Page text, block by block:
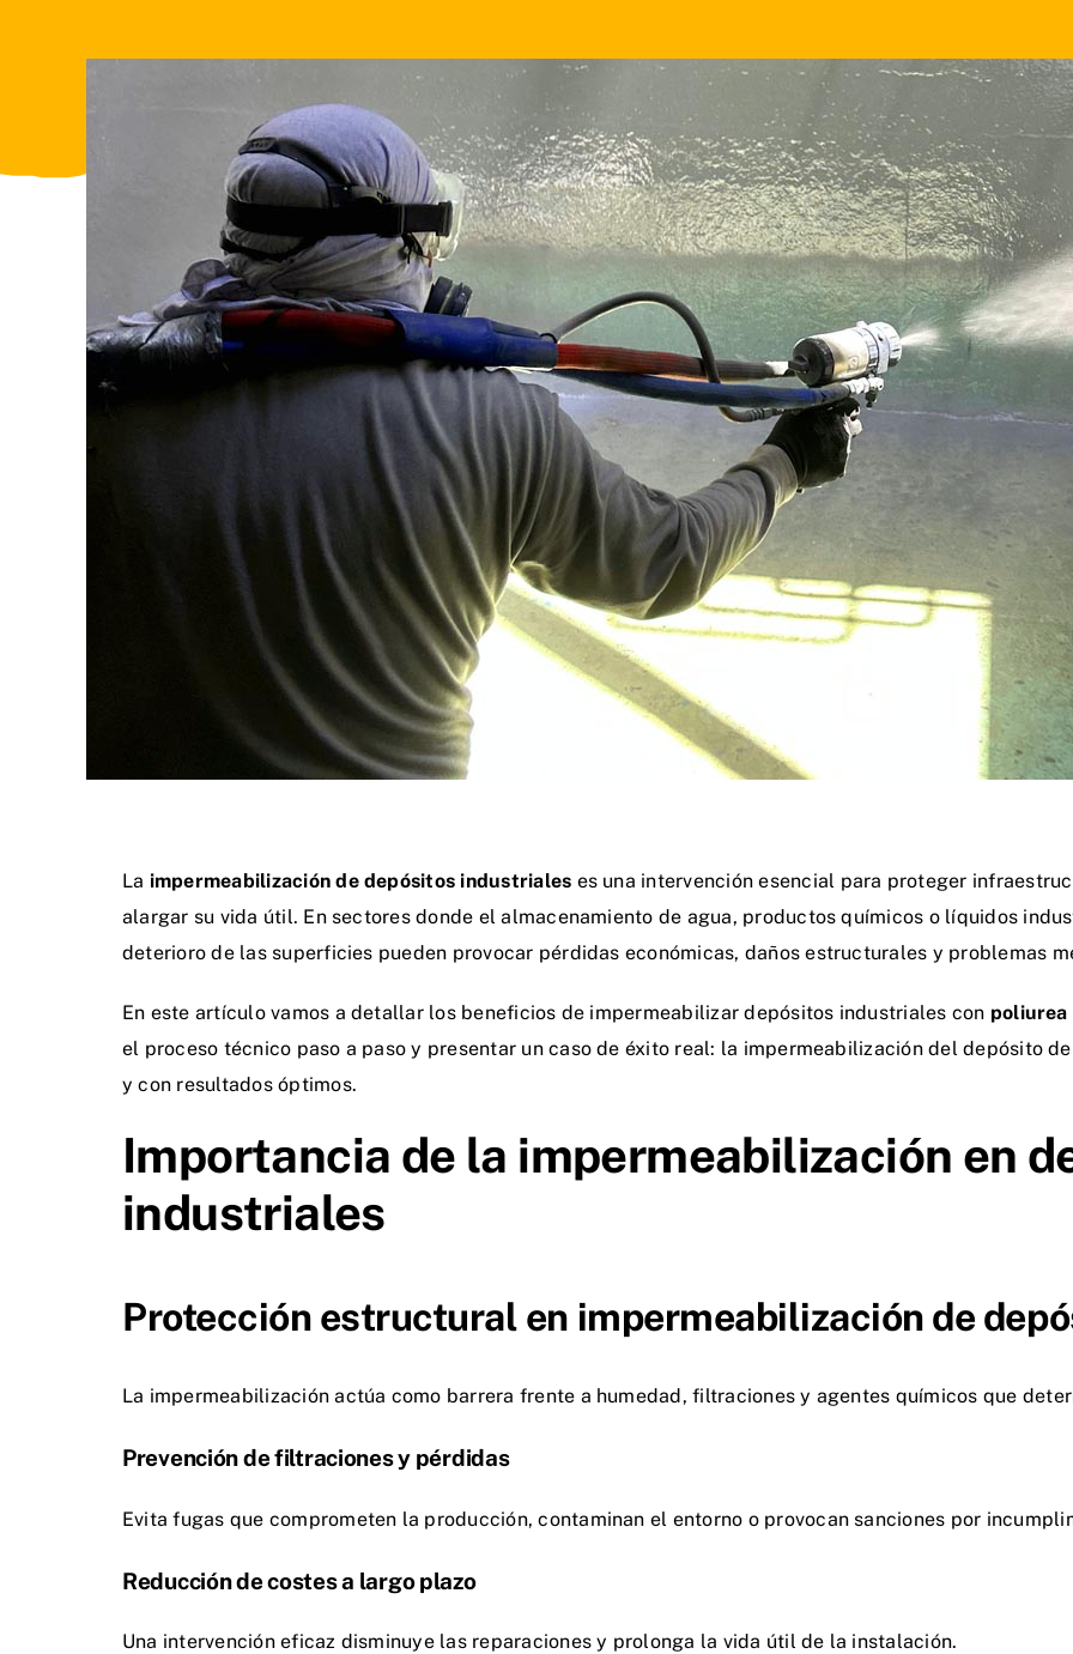
La impermeabilización de depósitos industriales es una intervención esencial para proteger
alargar su vida útil. En sectores donde el almacenamiento de agua, productos químicos o líquidos
deterioro de las superficies pueden provocar pérdidas económicas, daños estructurales y problemas
En este artículo vamos a detallar los beneficios de impermeabilizar depósitos industriales con poliurea
el proceso técnico paso a paso y presentar un caso de éxito real: la impermeabilización del depósito de
y con resultados óptimos.
Importancia de la impermeabilización en
industriales
Protección estructural en impermeabilización de
La impermeabilización actúa como barrera frente a humedad, filtraciones y agentes químicos que
Prevención de filtraciones y pérdidas
Evita fugas que comprometen la producción, contaminan el entorno o provocan sanciones por
Reducción de costes a largo plazo
Una intervención eficaz disminuye las reparaciones y prolonga la vida útil de la instalación.